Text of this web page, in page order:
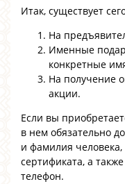
Итак, существует
На
Именные
конкретные
На получение
акции.
Если вы
в нем обязательно
и фамилия
сертификата, а
телефон.